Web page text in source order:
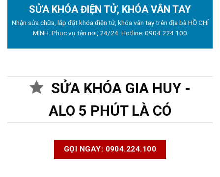
SỬA KHÓA ĐIỆN TỬ, KHÓA VÂN TAY
Nhận sửa chữa, lắp đặt khóa điện tử, khóa vân tay trên địa bà HỒ CHÍ
MINH. Phục vụ tận nơi, 24/24. Hotline: 0904.224.100
SỬA KHÓA GIA HUY -
ALO 5 PHÚT LÀ CÓ
GỌI NGAY: 0904.224.100